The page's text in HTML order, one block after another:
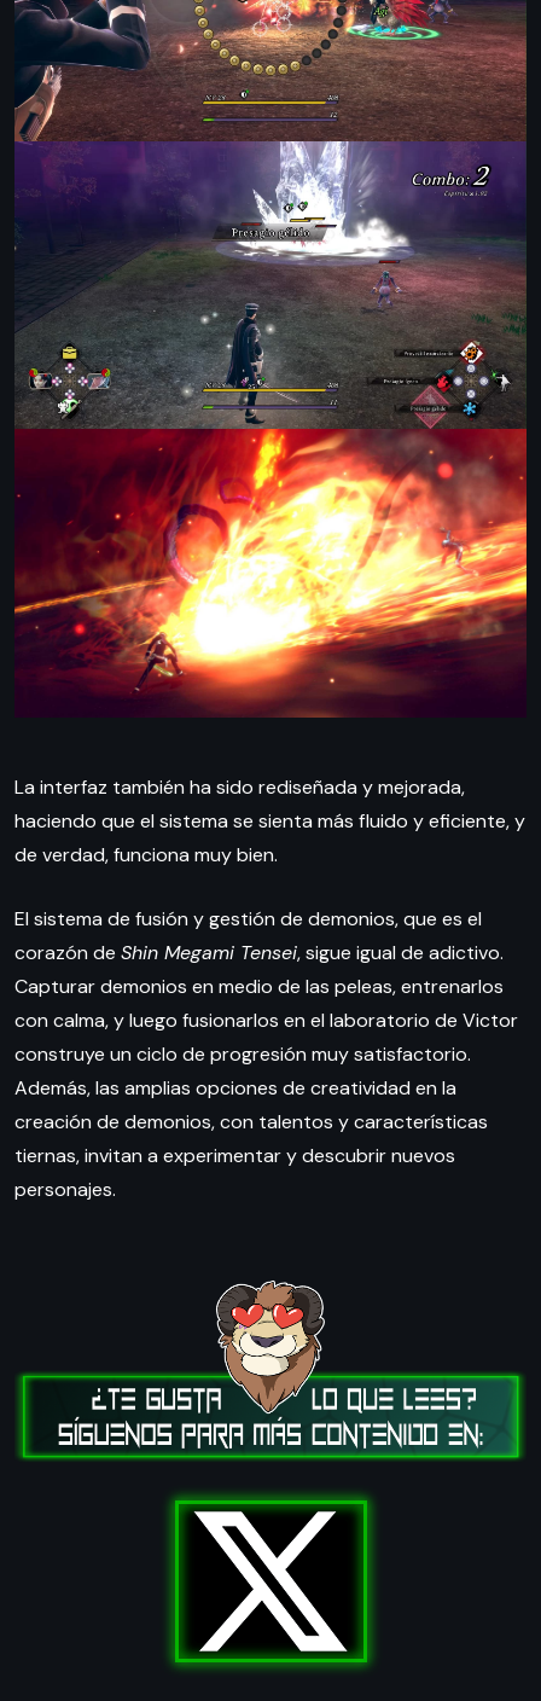
La interfaz también ha sido rediseñada y mejorada,
haciendo que el sistema se sienta más fluido y eficiente, y
de verdad, funciona muy bien.
El sistema de fusión y gestión de demonios, que es el
corazón de Shin Megami Tensei, sigue igual de adictivo.
Capturar demonios en medio de las peleas, entrenarlos
con calma, y luego fusionarlos en el laboratorio de Victor
construye un ciclo de progresión muy satisfactorio.
Además, las amplias opciones de creatividad en la
creación de demonios, con talentos y características
tiernas, invitan a experimentar y descubrir nuevos
personajes.